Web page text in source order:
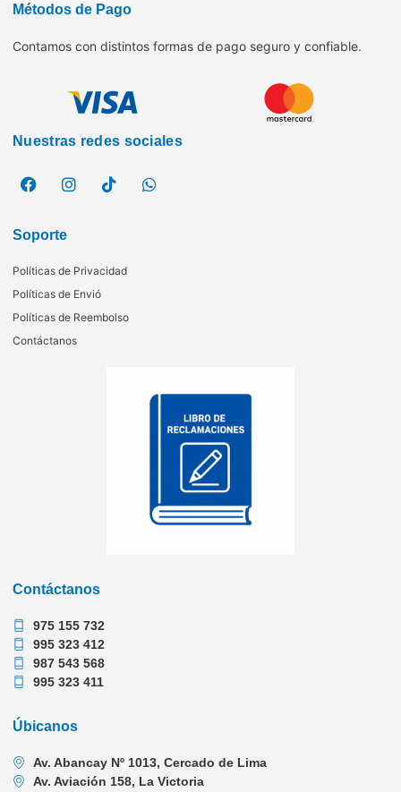
Métodos de Pago
Contamos con distintos formas de pago seguro y confiable.
Nuestras redes sociales
Soporte
Políticas de Privacidad
Políticas de Envió
Políticas de Reembolso
Contáctanos
Contáctanos
975 155 732
995 323 412
987 543 568
995 323 411
Úbicanos
Av. Abancay Nº 1013, Cercado de Lima
Av. Aviación 158, La Victoria